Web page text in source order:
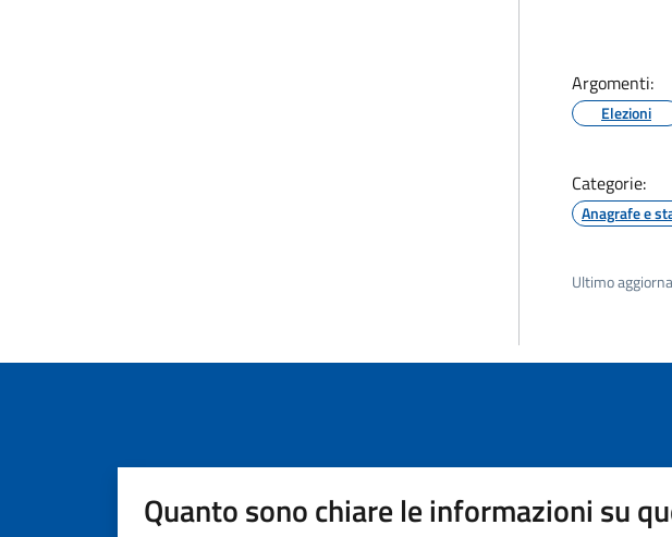
Argomenti:
Elezioni
Categorie:
Anagrafe e
Ultimo
Quanto sono chiare le informazioni su